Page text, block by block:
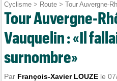
Cyclisme > Route >Tour Auvergne-
Tour Auvergne-
Vauquelin : «Il
surnombre»
Par François-Xavier LOUZE le